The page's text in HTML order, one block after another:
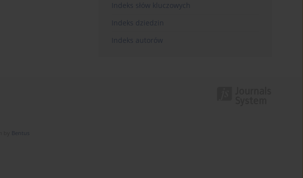
Indeks słów kluczowych
Indeks dziedzin
Indeks autorów
Bentus